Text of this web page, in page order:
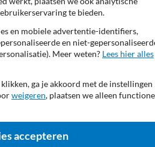
voor snelle plaatsing zonder fundering.
en vaste installaties.
te bieden.
en mobiele advertentie-identifiers,
en niet-
Meer weten? Lees hier alles
ga je akkoord met de instellingen
weigeren, plaatsen we alleen
accepteren